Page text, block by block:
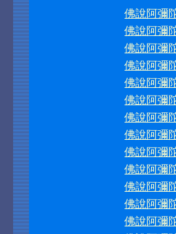
佛說阿彌
佛說阿彌
佛說阿彌
佛說阿彌
佛說阿彌
佛說阿彌
佛說阿彌
佛說阿彌
佛說阿彌
佛說阿彌
佛說阿彌
佛說阿彌
佛說阿彌